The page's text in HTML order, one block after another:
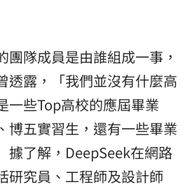
團隊成員是由誰組成一事，
透露，「我們並沒有什麼高
一些Top高校的應屆畢業
博五實習生，還有一些畢業
據了解，DeepSeek在網路
研究員、工程師及設計師